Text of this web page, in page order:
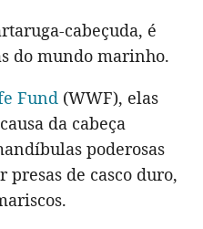
cabeçuda, é
do mundo marinho.
Fund (WWF), elas
da cabeça
poderosas
presas de casco duro,